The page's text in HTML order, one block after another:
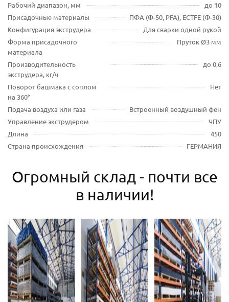
Рабочий диапазон, мм
до 10
Присадочные материалы
ПФА (Ф-50, PFA), ECTFE (Ф-30)
Конфигурация экструдера
Для сварки одной рукой
Форма присадочного
материала
Пруток Ø3 мм
Производительность
экструдера, кг/ч
до 0,6
Поворот башмака с соплом
на 360°
Нет
Подача воздуха или газа
Встроенный воздушный фен
Управление экструдером
ЧПУ
Длина
450
Страна происхождения
ГЕРМАНИЯ
Огромный склад - почти все
в наличии!